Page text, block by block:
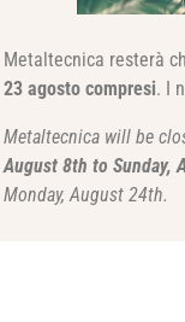
Metaltecnica resterà
23 agosto compresi. I
Metaltecnica will be
August 8th to Sunday,
Monday, August 24th.